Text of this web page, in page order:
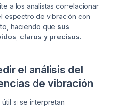
a los analistas correlacionar
espectro de vibración con
haciendo que sus
claros y precisos.
el análisis del
de vibración
si se interpretan